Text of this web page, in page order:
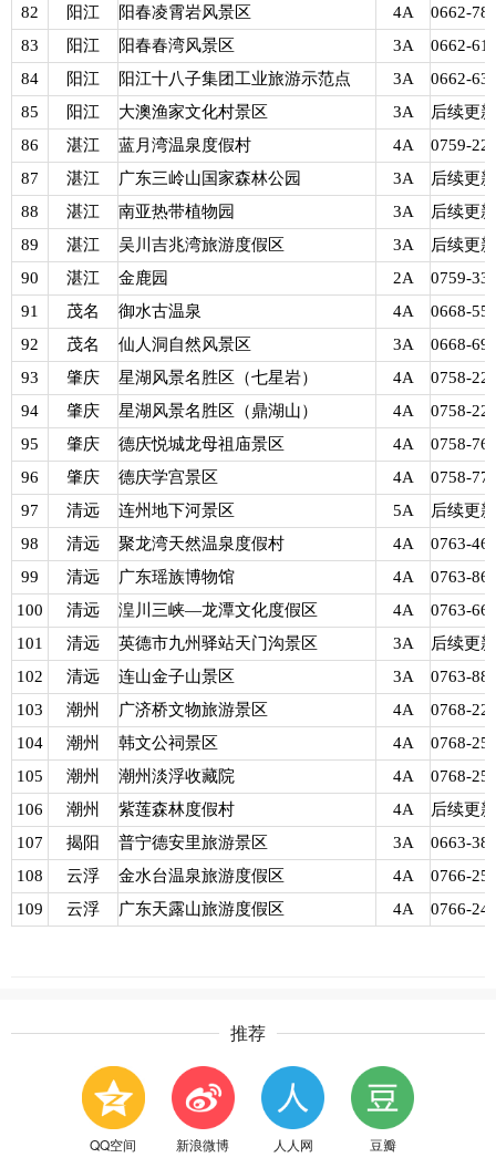
82 阳江 阳春凌霄岩风景区 4A
0662-
83
阳江 阳春春湾风景区 3A
0662-
84
阳江 阳江十八子集团工业旅游示范点 3A
0662-
85
阳江 大澳渔家文化村景区 3A
后续更新
86
湛江 蓝月湾温泉度假村 4A
0759-
87
湛江 广东三岭山国家森林公园 3A
后续更新
88
湛江 南亚热带植物园 3A
后续更新
89
湛江 吴川吉兆湾旅游度假区 3A
后续更新
90
湛江 金鹿园 2A
0759-
91
茂名 御水古温泉 4A
0668-
92
茂名 仙人洞自然风景区 3A
0668-
93
肇庆 星湖风景名胜区（七星岩） 4A
0758-
94
肇庆 星湖风景名胜区（鼎湖山） 4A
0758-
95
肇庆 德庆悦城龙母祖庙景区 4A
0758-
96
肇庆 德庆学宫景区 4A
0758-
97
清远 连州地下河景区 5A
后续更新
98
清远 聚龙湾天然温泉度假村 4A
0763-
99
清远 广东瑶族博物馆 4A
0763-
100
清远 湟川三峡—龙潭文化度假区 4A
0763-
101
清远 英德市九州驿站天门沟景区 3A
后续更新
102
清远 连山金子山景区 3A
0763-
103
潮州 广济桥文物旅游景区 4A
0768-
104
潮州 韩文公祠景区 4A
0768-
105
潮州 潮州淡浮收藏院 4A
0768-
106
潮州 紫莲森林度假村 4A
后续更新
107
揭阳 普宁德安里旅游景区 3A
0663-
108
云浮 金水台温泉旅游度假区 4A
0766-
109
云浮 广东天露山旅游度假区 4A 0766-
推荐
QQ空间 新浪微博 人人网 豆瓣